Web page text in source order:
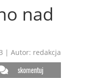
nad
| Autor: redakcja
skomentuj